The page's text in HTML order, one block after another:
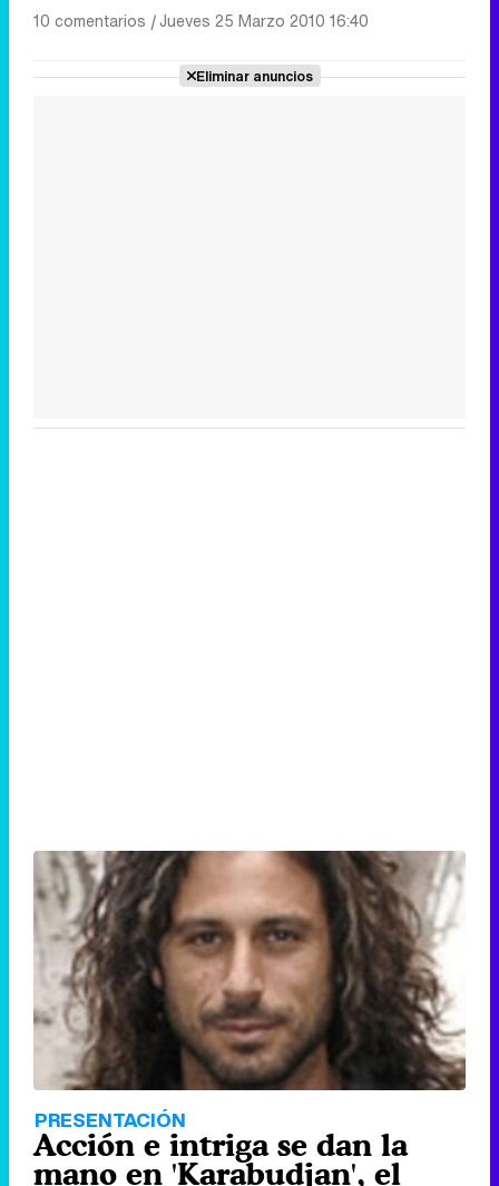
10 comentarios |Jueves 25 Marzo 2010 16:40
Eliminar anuncios
PRESENTACIÓN
Acción e intriga se dan la
mano en 'Karabudjan', el